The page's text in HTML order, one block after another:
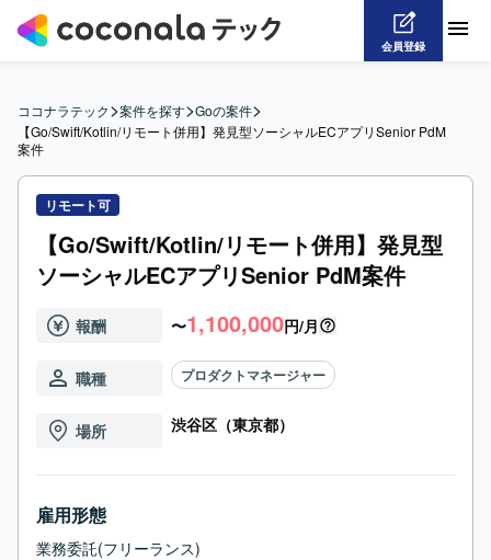
会員登録
ココナラテック>案件を探す>Goの案件>
【Go/Swift/Kotlin/リモート併用】発見型ソーシャルECアプリSenior PdM
案件
リモート可
【Go/Swift/Kotlin/リモート併用】発見型
ソーシャルECアプリSenior PdM案件
報酬 〜1,100,000円/月
職種 プロダクトマネージャー
場所 渋谷区（東京都）
雇用形態
業務委託(フリーランス)